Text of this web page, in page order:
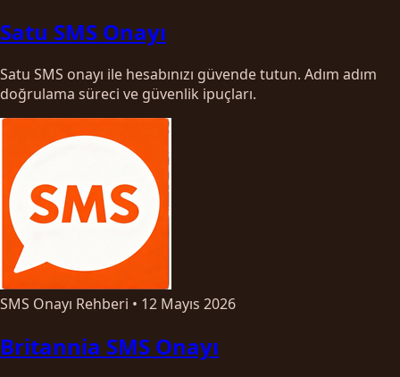
Satu SMS Onayı
Satu SMS onayı ile hesabınızı güvende tutun. Adım adım
doğrulama süreci ve güvenlik ipuçları.
SMS Onayı Rehberi • 12 Mayıs 2026
Britannia SMS Onayı